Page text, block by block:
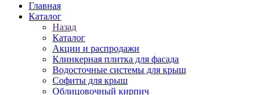
Главная
Каталог
Назад
Каталог
Акции и распродажи
Клинкерная плитка для фасада
Водосточные системы для крыш
Софиты для крыш
Облицовочный кирпич